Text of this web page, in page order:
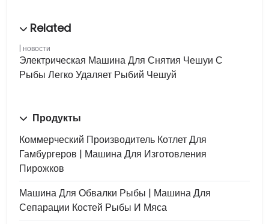
новости
Электрическая Машина Для Снятия Чешуи С
Рыбы Легко Удаляет Рыбий Чешуй
Продукты
Коммерческий Производитель Котлет Для
Гамбургеров | Машина Для Изготовления
Пирожков
Машина Для Обвалки Рыбы | Машина Для
Сепарации Костей Рыбы И Мяса